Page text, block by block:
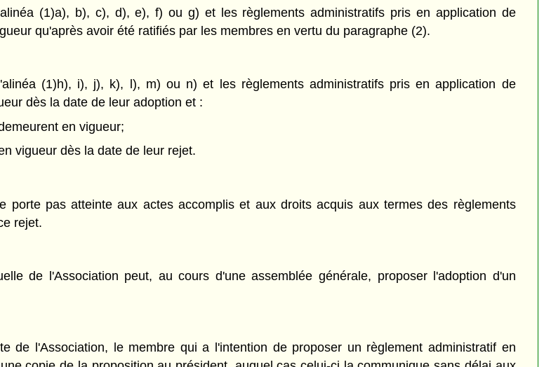
(1)a), b), c), d), e), f) ou g) et les règlements administratifs pris en application de
qu'après avoir été ratifiés par les membres en vertu du paragraphe (2).
(1)h), i), j), k), l), m) ou n) et les règlements administratifs pris en application de
dès la date de leur adoption et :
en vigueur;
vigueur dès la date de leur rejet.
porte pas atteinte aux actes accomplis et aux droits acquis aux termes des règlements
rejet.
de l'Association peut, au cours d'une assemblée générale, proposer l'adoption d'un
de l'Association, le membre qui a l'intention de proposer un règlement administratif en